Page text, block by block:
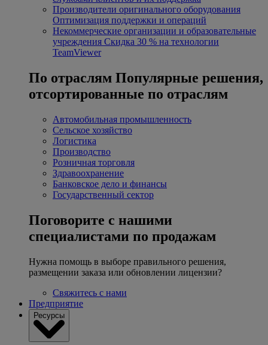
Производители оригинального оборудования
Оптимизация поддержки и операций
Некоммерческие организации и образовательные
учреждения Скидка 30 % на технологии
TeamViewer
По отраслям Популярные решения,
отсортированные по отраслям
Автомобильная промышленность
Сельское хозяйство
Логистика
Производство
Розничная торговля
Здравоохранение
Банковское дело и финансы
Государственный сектор
Поговорите с нашими
специалистами по продажам
Нужна помощь в выборе правильного решения,
размещении заказа или обновлении лицензии?
Свяжитесь с нами
Предприятие
Ресурсы